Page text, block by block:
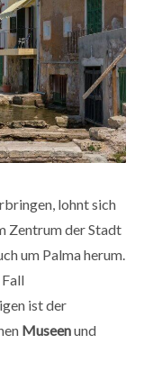
lohnt sich
Zentrum der Stadt
um Palma herum.
ist der
Museenund